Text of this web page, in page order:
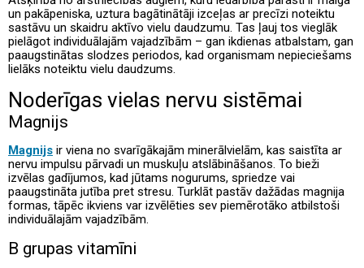
un pakāpeniska, uztura bagātinātāji izceļas ar precīzi noteiktu
sastāvu un skaidru aktīvo vielu daudzumu. Tas ļauj tos vieglāk
pielāgot individuālajām vajadzībām – gan ikdienas atbalstam, gan
paaugstinātas slodzes periodos, kad organismam nepieciešams
lielāks noteiktu vielu daudzums.
Noderīgas vielas nervu sistēmai
Magnijs
Magnijs ir viena no svarīgākajām minerālvielām, kas saistīta ar
nervu impulsu pārvadi un muskuļu atslābināšanos. To bieži
izvēlas gadījumos, kad jūtams nogurums, spriedze vai
paaugstināta jutība pret stresu. Turklāt pastāv dažādas magnija
formas, tāpēc ikviens var izvēlēties sev piemērotāko atbilstoši
individuālajām vajadzībām.
B grupas vitamīni